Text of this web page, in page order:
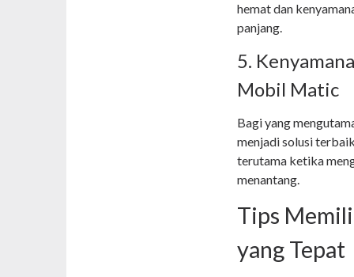
hemat dan
panjang.
5.
Mobil Matic
Bagi yang
menjadi solusi
terutama ketika
menantang.
Tips
yang Tepat